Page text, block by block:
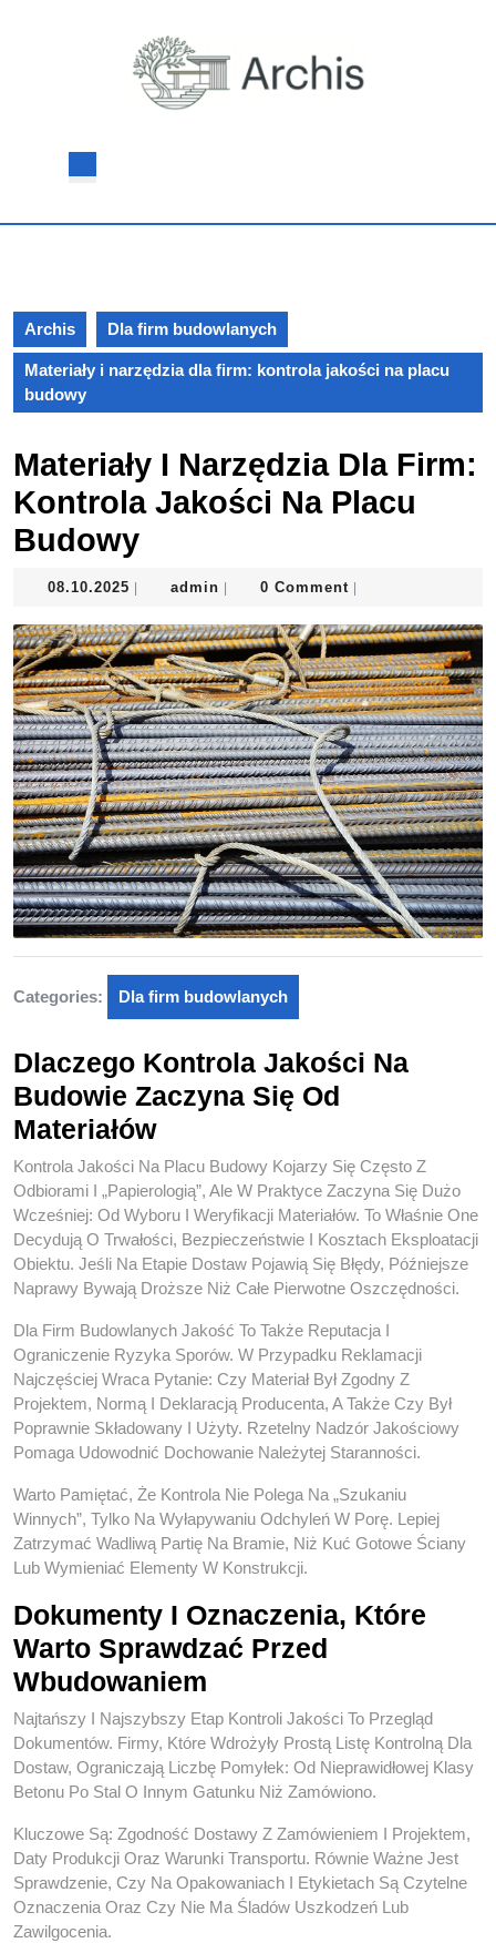
Archis Dla firm budowlanych
Materiały i narzędzia dla firm: kontrola jakości na placu
budowy
Materiały I Narzędzia Dla Firm:
Kontrola Jakości Na Placu
Budowy
08.10.2025 08.10.2025
admin admin0 Comment
Categories: Dla firm budowlanych
Dlaczego Kontrola Jakości Na
Budowie Zaczyna Się Od
Materiałów
Kontrola Jakości Na Placu Budowy Kojarzy Się Często Z
Odbiorami I „papierologią”, Ale W Praktyce Zaczyna Się Dużo
Wcześniej: Od Wyboru I Weryfikacji Materiałów. To Właśnie One
Decydują O Trwałości, Bezpieczeństwie I Kosztach Eksploatacji
Obiektu. Jeśli Na Etapie Dostaw Pojawią Się Błędy, Późniejsze
Naprawy Bywają Droższe Niż Całe Pierwotne Oszczędności.
Dla Firm Budowlanych Jakość To Także Reputacja I
Ograniczenie Ryzyka Sporów. W Przypadku Reklamacji
Najczęściej Wraca Pytanie: Czy Materiał Był Zgodny Z
Projektem, Normą I Deklaracją Producenta, A Także Czy Był
Poprawnie Składowany I Użyty. Rzetelny Nadzór Jakościowy
Pomaga Udowodnić Dochowanie Należytej Staranności.
Warto Pamiętać, Że Kontrola Nie Polega Na „szukaniu
Winnych”, Tylko Na Wyłapywaniu Odchyleń W Porę. Lepiej
Zatrzymać Wadliwą Partię Na Bramie, Niż Kuć Gotowe Ściany
Lub Wymieniać Elementy W Konstrukcji.
Dokumenty I Oznaczenia, Które
Warto Sprawdzać Przed
Wbudowaniem
Najtańszy I Najszybszy Etap Kontroli Jakości To Przegląd
Dokumentów. Firmy, Które Wdrożyły Prostą Listę Kontrolną Dla
Dostaw, Ograniczają Liczbę Pomyłek: Od Nieprawidłowej Klasy
Betonu Po Stal O Innym Gatunku Niż Zamówiono.
Kluczowe Są: Zgodność Dostawy Z Zamówieniem I Projektem,
Daty Produkcji Oraz Warunki Transportu. Równie Ważne Jest
Sprawdzenie, Czy Na Opakowaniach I Etykietach Są Czytelne
Oznaczenia Oraz Czy Nie Ma Śladów Uszkodzeń Lub
Zawilgocenia.